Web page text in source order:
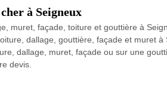
à Seigneux
muret, façade, toiture et gouttière à
dallage, gouttière, façade et muret
dallage, muret, façade ou sur une
devis.